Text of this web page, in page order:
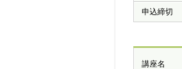
申込締切
講座名